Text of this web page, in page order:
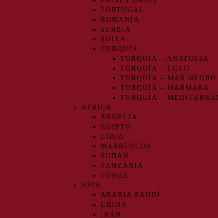
PORTUGAL
RUMANÍA
SERBIA
SUIZA
TURQUÍA
TURQUÍA – ANATOLIA
TURQUÍA – EGEO
TURQUÍA – MAR NEGRO
TURQUÍA – MÁRMARA
TURQUÍA –
ÁFRICA
ARGELIA
EGIPTO
LIBIA
MARRUECOS
SUDÁN
TANZANIA
TÚNEZ
ASIA
ARABIA SAUDÍ
CHINA
IRÁN